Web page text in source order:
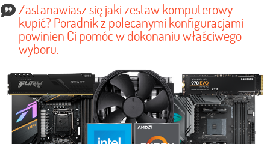
Zastanawiasz się jaki zestaw komputerowy
kupić? Poradnik z polecanymi konfiguracjami
powinien Ci pomóc w dokonaniu właściwego
wyboru.